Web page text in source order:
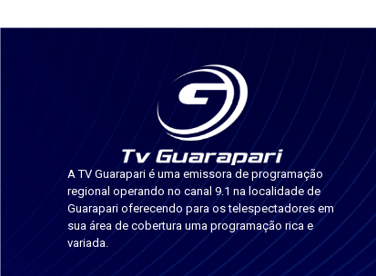
A TV Guarapari é uma emissora de programação
regional operando no canal 9.1 na localidade de
Guarapari oferecendo para os telespectadores em
sua área de cobertura uma programação rica e
variada.